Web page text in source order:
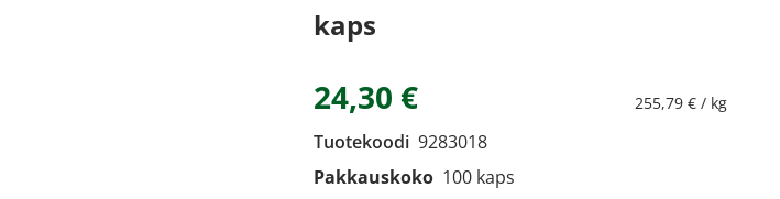
kaps
24,30 € 255,79 € / kg
Tuotekoodi 9283018
Pakkauskoko 100 kaps